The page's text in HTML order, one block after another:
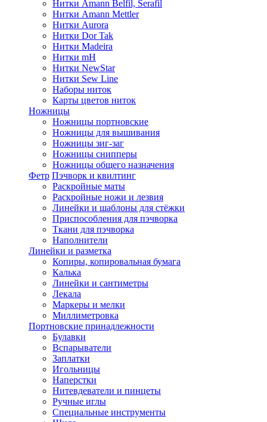
Нитки Amann Belfil, Serafil
Нитки Amann Mettler
Нитки Aurora
Нитки Dor Tak
Нитки Madeira
Нитки mH
Нитки NewStar
Нитки Sew Line
Наборы ниток
Карты цветов ниток
Ножницы
Ножницы портновские
Ножницы для вышивания
Ножницы зиг-заг
Ножницы снипперы
Ножницы общего назначения
Фетр Пэчворк и квилтинг
Раскройные маты
Раскройные ножи и лезвия
Линейки и шаблоны для стёжки
Приспособления для пэчворка
Ткани для пэчворка
Наполнители
Линейки и разметка
Копиры, копировальная бумага
Калька
Линейки и сантиметры
Лекала
Маркеры и мелки
Миллиметровка
Портновские принадлежности
Булавки
Вспарыватели
Заплатки
Игольницы
Наперстки
Нитевдеватели и пинцеты
Ручные иглы
Специальные инструменты